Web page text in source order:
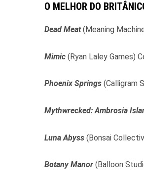
O MELHOR DO
Dead Meat (Meaning
Mimic (Ryan Laley Games)
Phoenix Springs (Calligram
Mythwrecked: Ambrosia
Luna Abyss (Bonsai
Botany Manor (Balloon